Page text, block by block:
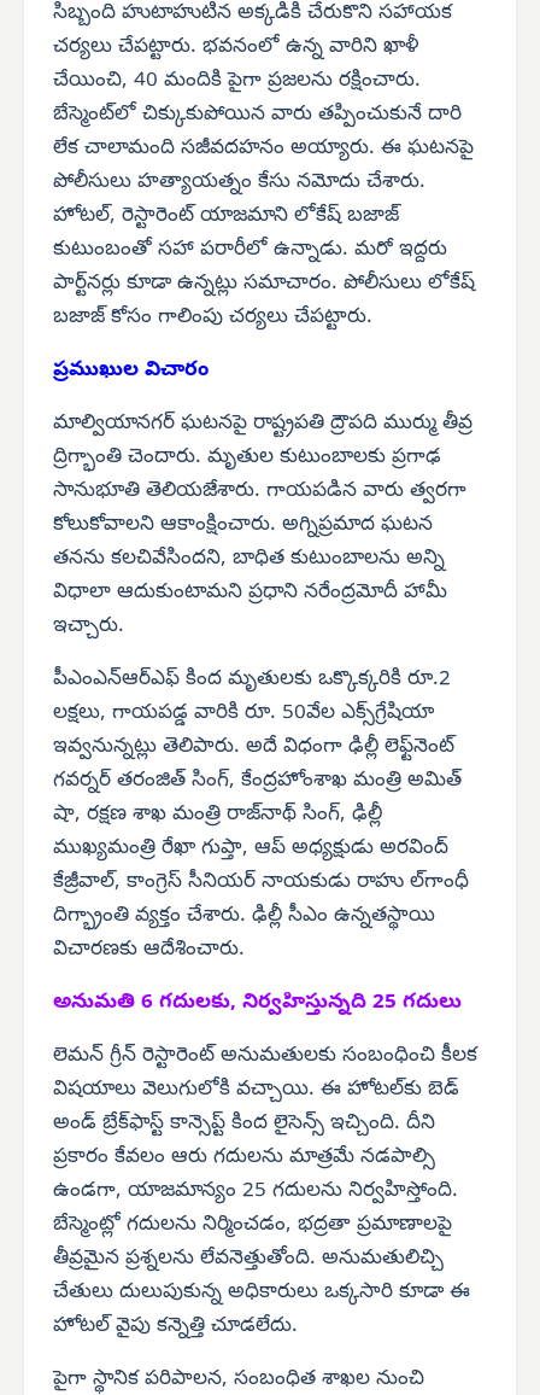
సిబ్బంది హుటాహుటిన అక్కడికి చేరుకొని సహాయక
చర్యలు చేపట్టారు. భవనంలో ఉన్న వారిని ఖాళీ
చేయించి, 40 మందికి పైగా ప్రజలను రక్షించారు.
బేస్మెంట్‌లో చిక్కుకుపోయిన వారు తప్పించుకునే దారి
లేక చాలామంది సజీవదహనం అయ్యారు. ఈ ఘటనపై
పోలీసులు హత్యాయత్నం కేసు నమోదు చేశారు.
హోటల్, రెస్టారెంట్ యాజమాని లోకేష్ బజాజ్
కుటుంబంతో సహా పరారీలో ఉన్నాడు. మరో ఇద్దరు
పార్ట్‌నర్లు కూడా ఉన్నట్లు సమాచారం. పోలీసులు లోకేష్
బజాజ్ కోసం గాలింపు చర్యలు చేపట్టారు.
ప్రముఖుల విచారం
మాల్వియానగర్ ఘటనపై రాష్ట్రపతి ద్రౌపది ముర్ము తీవ్ర
ద్రిగ్భాంతి చెందారు. మృతుల కుటుంబాలకు ప్రగాఢ
సానుభూతి తెలియజేశారు. గాయపడిన వారు త్వరగా
కోలుకోవాలని ఆకాంక్షించారు. అగ్నిప్రమాద ఘటన
తనను కలచివేసిందని, బాధిత కుటుంబాలను అన్ని
విధాలా ఆదుకుంటామని ప్రధాని నరేంద్రమోదీ హామీ
ఇచ్చారు.
పీఎంఎన్‌ఆర్‌ఎఫ్ కింద మృతులకు ఒక్కొక్కరికి రూ.2
లక్షలు, గాయపడ్డ వారికి రూ. 50వేల ఎక్స్‌గ్రేషియా
ఇవ్వనున్నట్లు తెలిపారు. అదే విధంగా ఢిల్లీ లెఫ్ట్‌నెంట్
గవర్నర్ తరంజిత్ సింగ్, కేంద్రహోంశాఖ మంత్రి అమిత్
షా, రక్షణ శాఖ మంత్రి రాజ్‌నాథ్ సింగ్, ఢిల్లీ
ముఖ్యమంత్రి రేఖా గుప్తా, ఆప్ అధ్యక్షుడు అరవింద్
కేజ్రీవాల్, కాంగ్రెస్ సీనియర్ నాయకుడు రాహు ల్‌గాంధీ
దిగ్భ్రాంతి వ్యక్తం చేశారు. ఢిల్లీ సీఎం ఉన్నతస్థాయి
విచారణకు ఆదేశించారు.
అనుమతి 6 గదులకు, నిర్వహిస్తున్నది 25 గదులు
లెమన్ గ్రీన్ రెస్టారెంట్ అనుమతులకు సంబంధించి కీలక
విషయాలు వెలుగులోకి వచ్చాయి. ఈ హోటల్‌కు బెడ్
అండ్ బ్రేక్‌ఫాస్ట్ కాన్సెప్ట్ కింద లైసెన్స్ ఇచ్చింది. దీని
ప్రకారం కేవలం ఆరు గదులను మాత్రమే నడపాల్సి
ఉండగా, యాజమాన్యం 25 గదులను నిర్వహిస్తోంది.
బేస్మెంట్లో గదులను నిర్మించడం, భద్రతా ప్రమాణాలపై
తీవ్రమైన ప్రశ్నలను లేవనెత్తుతోంది. అనుమతులిచ్చి
చేతులు దులుపుకున్న అధికారులు ఒక్కసారి కూడా ఈ
హోటల్ వైపు కన్నెత్తి చూడలేదు.
పైగా స్థానిక పరిపాలన, సంబంధిత శాఖల నుంచి